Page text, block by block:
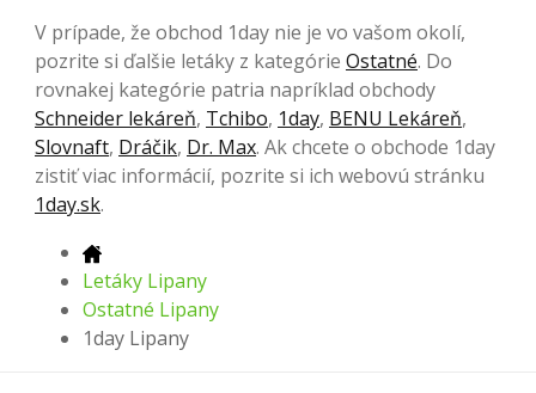
V prípade, že obchod 1day nie je vo vašom okolí,
pozrite si ďalšie letáky z kategórie Ostatné. Do
rovnakej kategórie patria napríklad obchody
Schneider lekáreň, Tchibo, 1day, BENU Lekáreň,
Slovnaft, Dráčik, Dr. Max. Ak chcete o obchode 1day
zistiť viac informácií, pozrite si ich webovú stránku
1day.sk.
Letáky Lipany
Ostatné Lipany
1day Lipany